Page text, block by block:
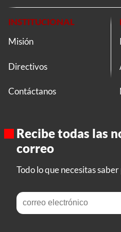
INSTITUCIONAL
Misión
Directivos
Contáctanos
Recibe todas las
correo
Todo lo que necesitas